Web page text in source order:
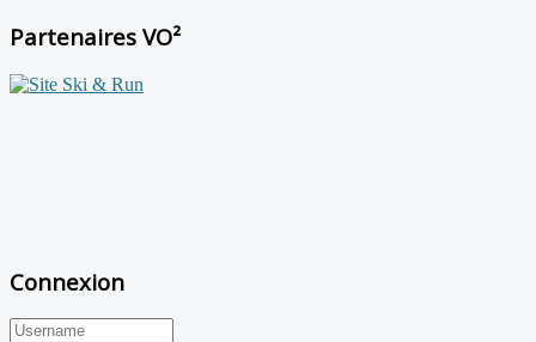
Partenaires VO²
Connexion